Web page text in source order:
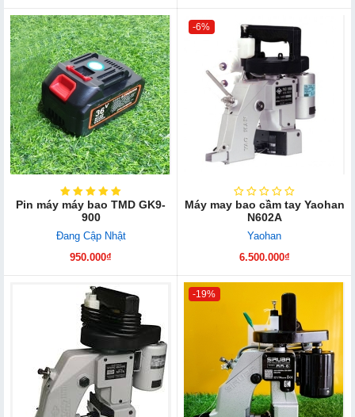
Pin máy máy bao TMD GK9-
900
Đang Cập Nhật
950.000₫
-6%
Máy may bao cầm tay Yaohan
N602A
Yaohan
6.500.000₫
-19%